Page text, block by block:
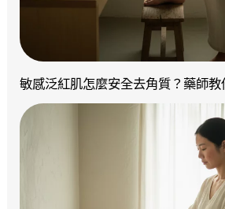
敏感泛紅肌怎麼安全去角質？藥師